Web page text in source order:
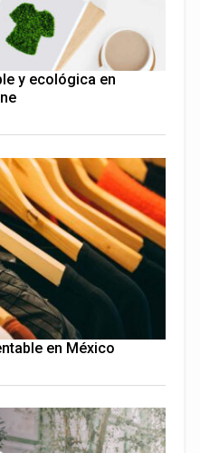
y ecológica en
en México